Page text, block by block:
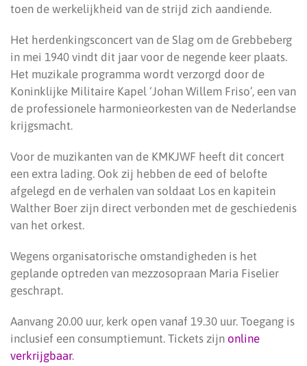
toen de werkelijkheid van de strijd zich aandiende.
Het herdenkingsconcert van de Slag om de Grebbeberg
in mei 1940 vindt dit jaar voor de negende keer plaats.
Het muzikale programma wordt verzorgd door de
Koninklijke Militaire Kapel ‘Johan Willem Friso’, een van
de professionele harmonieorkesten van de Nederlandse
krijgsmacht.
Voor de muzikanten van de KMKJWF heeft dit concert
een extra lading. Ook zij hebben de eed of belofte
afgelegd en de verhalen van soldaat Los en kapitein
Walther Boer zijn direct verbonden met de geschiedenis
van het orkest.
Wegens organisatorische omstandigheden is het
geplande optreden van mezzosopraan Maria Fiselier
geschrapt.
Aanvang 20.00 uur, kerk open vanaf 19.30 uur. Toegang is
inclusief een consumptiemunt. Tickets zijn online
verkrijgbaar.